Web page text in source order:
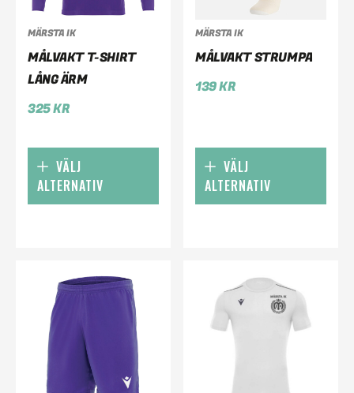
MÄRSTA IK
MÅLVAKT T-SHIRT
LÅNG ÄRM
325KR
VÄLJ
ALTERNATIV
MÄRSTA IK
MÅLVAKT STRUMPA
139KR
VÄLJ
ALTERNATIV